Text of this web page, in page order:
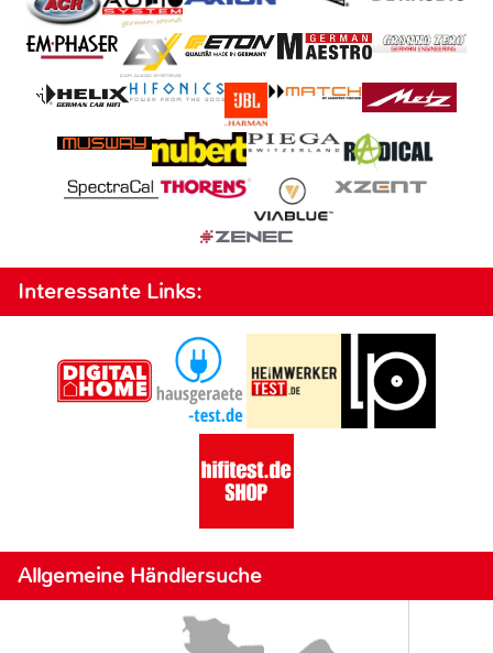
Interessante Links:
Allgemeine Händlersuche